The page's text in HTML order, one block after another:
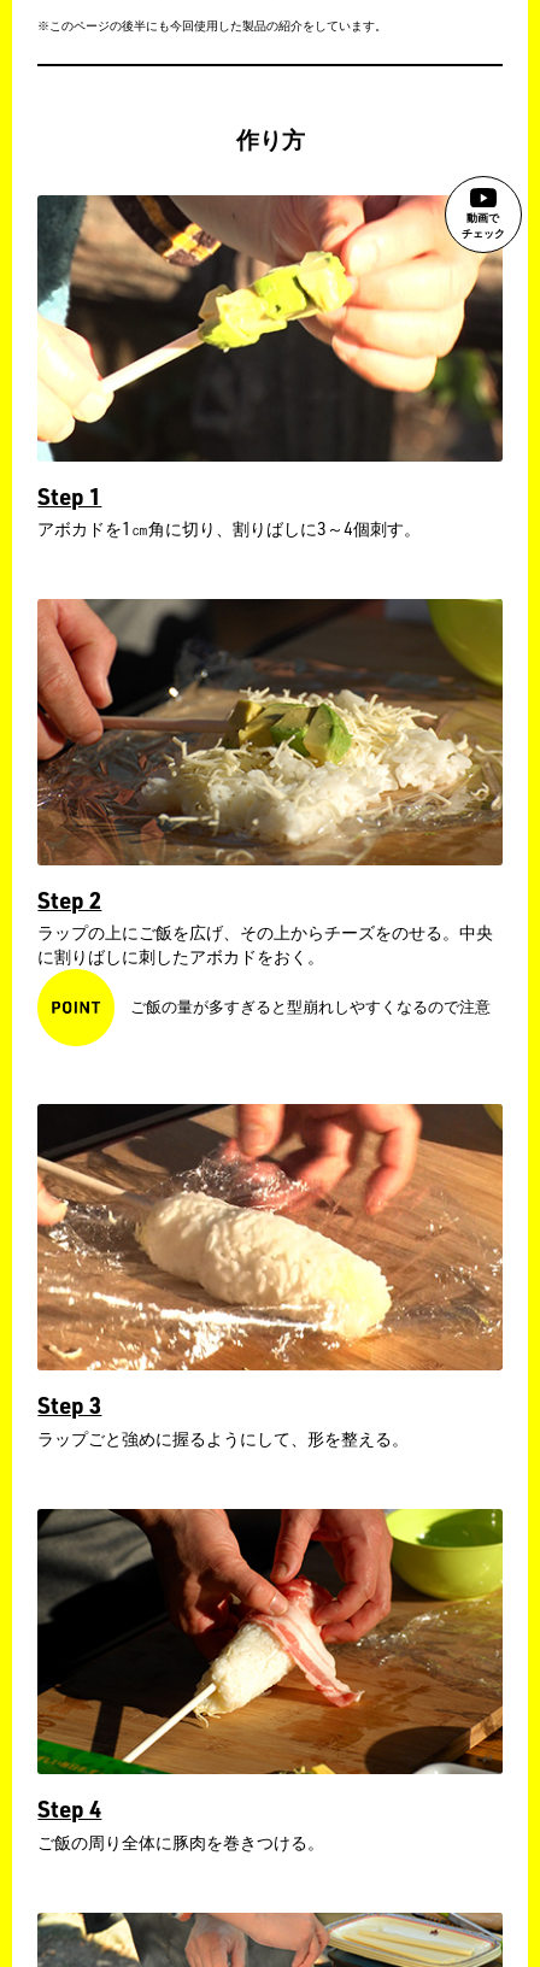
※このページの後半にも今回使用した製品の紹介をしています。
作り方
Step 1
アボカドを1㎝角に切り、割りばしに3～4個刺す。
動画で
チェック
Step 2
ラップの上にご飯を広げ、その上からチーズをのせる。中央
に割りばしに刺したアボカドをおく。
ご飯の量が多すぎると型崩れしやすくなるので注意
Step 3
ラップごと強めに握るようにして、形を整える。
Step 4
ご飯の周り全体に豚肉を巻きつける。